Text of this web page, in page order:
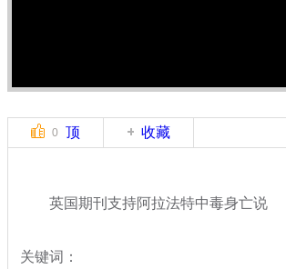
0 顶 收藏
英国期刊支持阿拉法特中毒身亡说
关键词：